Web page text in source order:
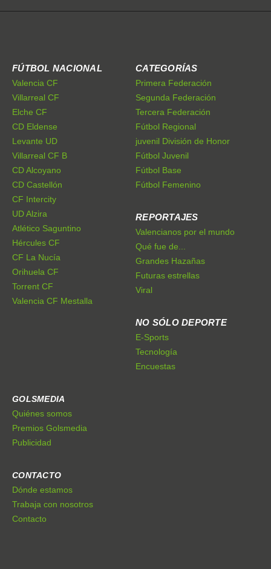
FÚTBOL NACIONAL
Valencia CF
Villarreal CF
Elche CF
CD Eldense
Levante UD
Villarreal CF B
CD Alcoyano
CD Castellón
CF Intercity
UD Alzira
Atlético Saguntino
Hércules CF
CF La Nucía
Orihuela CF
Torrent CF
Valencia CF Mestalla
CATEGORÍAS
Primera Federación
Segunda Federación
Tercera Federación
Fútbol Regional
juvenil División de Honor
Fútbol Juvenil
Fútbol Base
Fútbol Femenino
REPORTAJES
Valencianos por el mundo
Qué fue de...
Grandes Hazañas
Futuras estrellas
Viral
NO SÓLO DEPORTE
E-Sports
Tecnología
Encuestas
GOLSMEDIA
Quiénes somos
Premios Golsmedia
Publicidad
CONTACTO
Dónde estamos
Trabaja con nosotros
Contacto